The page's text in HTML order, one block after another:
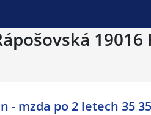
19016
mzda po 2 letech 35